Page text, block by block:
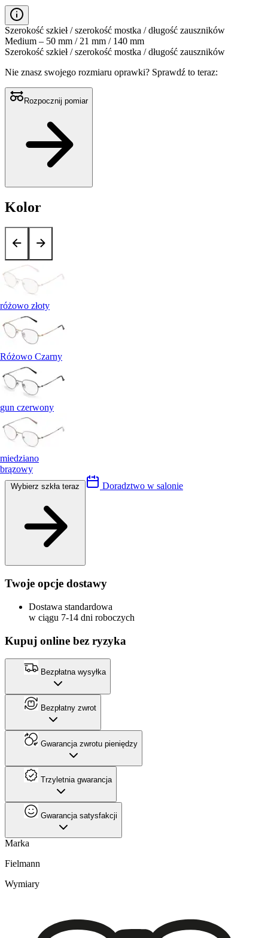
Szerokość szkieł / szerokość mostka / długość zauszników
Medium – 50 mm / 21 mm / 140 mm
Szerokość szkieł / szerokość mostka / długość zauszników
Nie znasz swojego rozmiaru oprawki? Sprawdź to teraz:
Rozpocznij pomiar
Kolor
różowo złoty
Różowo Czarny
gun czerwony
miedziano
brązowy
Doradztwo w salonie
Twoje opcje dostawy
Dostawa standardowa
w ciągu 7-14 dni roboczych
Kupuj online bez ryzyka
Bezpłatna wysyłka
Bezpłatny zwrot
Gwarancja zwrotu pieniędzy
Trzyletnia gwarancja
Gwarancja satysfakcji
Marka
Fielmann
Wymiary